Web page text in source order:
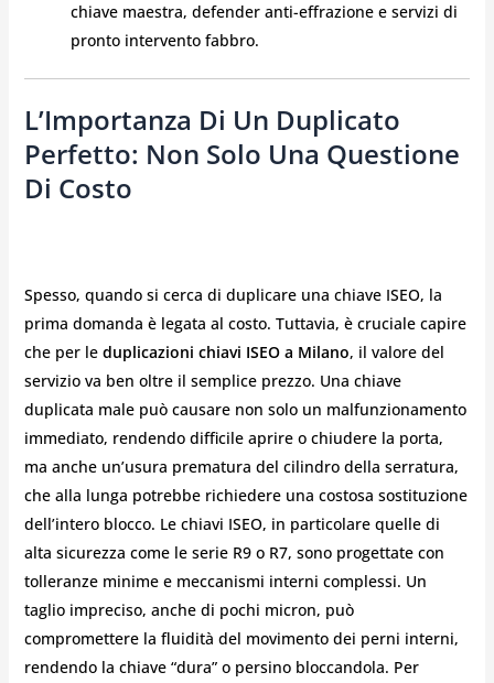
chiave maestra, defender anti-effrazione e servizi di
pronto intervento fabbro.
L’Importanza Di Un Duplicato
Perfetto: Non Solo Una Questione
Di Costo
Spesso, quando si cerca di duplicare una chiave ISEO, la
prima domanda è legata al costo. Tuttavia, è cruciale capire
che per le duplicazioni chiavi ISEO a Milano, il valore del
servizio va ben oltre il semplice prezzo. Una chiave
duplicata male può causare non solo un malfunzionamento
immediato, rendendo difficile aprire o chiudere la porta,
ma anche un’usura prematura del cilindro della serratura,
che alla lunga potrebbe richiedere una costosa sostituzione
dell’intero blocco. Le chiavi ISEO, in particolare quelle di
alta sicurezza come le serie R9 o R7, sono progettate con
tolleranze minime e meccanismi interni complessi. Un
taglio impreciso, anche di pochi micron, può
compromettere la fluidità del movimento dei perni interni,
rendendo la chiave “dura” o persino bloccandola. Per